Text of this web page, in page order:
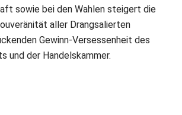
sowie bei den Wahlen steigert die
aller Drangsalierten
Gewinn-Versessenheit des
und der Handelskammer.